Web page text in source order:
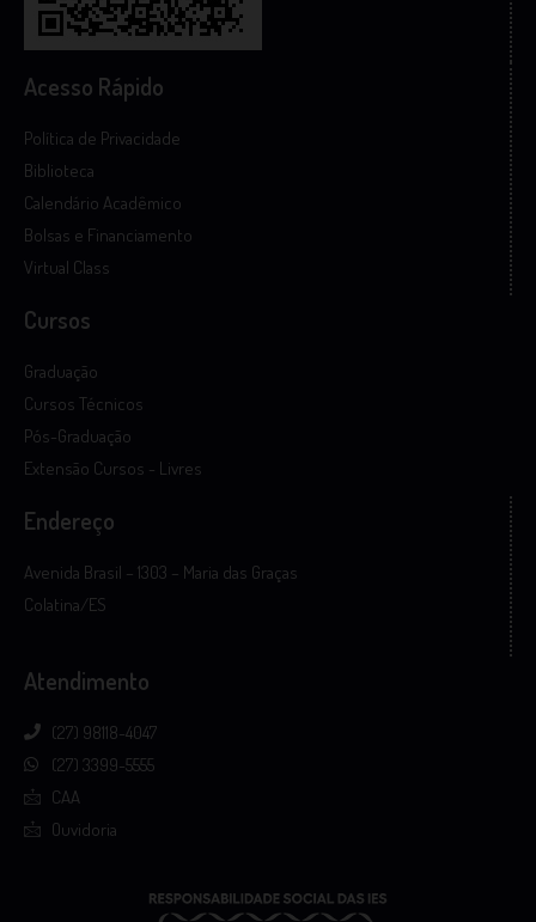
Acesso Rápido
Política de Privacidade
Biblioteca
Calendário Acadêmico
Bolsas e Financiamento
Virtual Class
Cursos
Graduação
Cursos Técnicos
Pós-Graduação
Extensão Cursos - Livres
Endereço
Avenida Brasil – 1303 – Maria das Graças
Colatina/ES
Atendimento
(27) 98118-4047
(27) 3399-5555
CAA
Ouvidoria